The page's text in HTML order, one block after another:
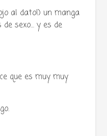
al dato!) un manga
de sexo… y es de
que es muy muy